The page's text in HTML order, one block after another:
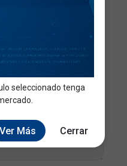
seleccionado tenga
Ver Más Cerrar